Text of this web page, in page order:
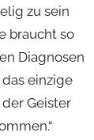
zu sein
braucht so
Diagnosen
einzige
Geister